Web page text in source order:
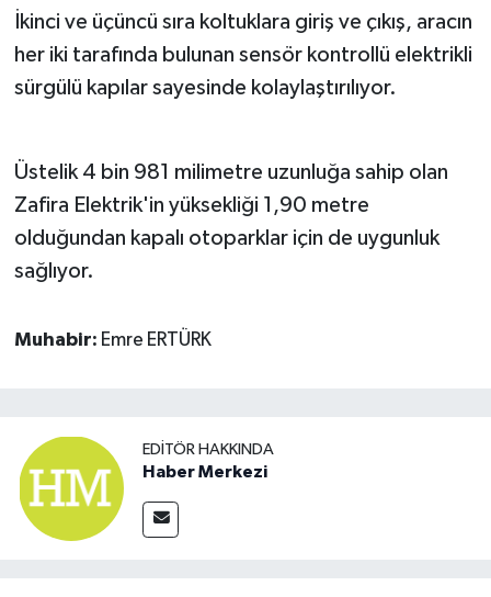
İkinci ve üçüncü sıra koltuklara giriş ve çıkış, aracın
her iki tarafında bulunan sensör kontrollü elektrikli
sürgülü kapılar sayesinde kolaylaştırılıyor.
Üstelik 4 bin 981 milimetre uzunluğa sahip olan
Zafira Elektrik'in yüksekliği 1,90 metre
olduğundan kapalı otoparklar için de uygunluk
sağlıyor.
Muhabir: Emre ERTÜRK
EDITÖR HAKKINDA
Haber Merkezi